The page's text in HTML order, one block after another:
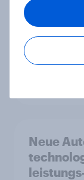
in
Neue